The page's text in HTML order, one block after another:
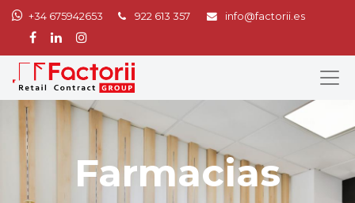
+34 675942653 922 613 357 info@factorii.es
Farmacias